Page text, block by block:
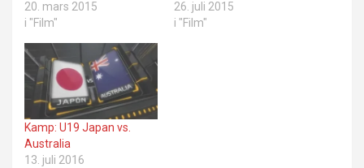
20. mars 2015
i "Film"
26. juli 2015
i "Film"
Kamp: U19 Japan vs.
Australia
13. juli 2016